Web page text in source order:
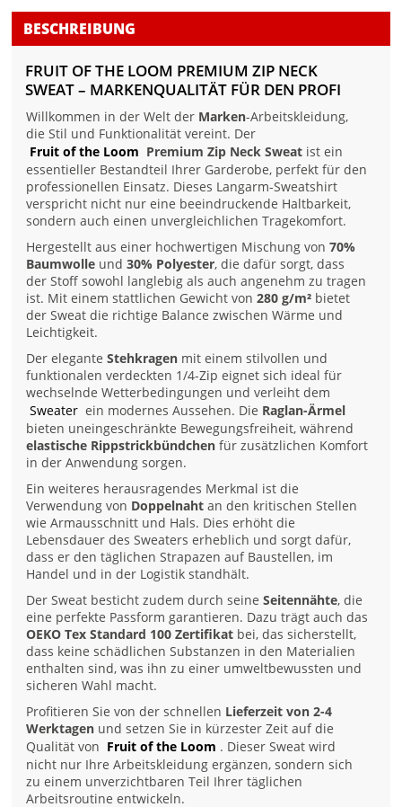
BESCHREIBUNG
FRUIT OF THE LOOM PREMIUM ZIP NECK
SWEAT – MARKENQUALITÄT FÜR DEN PROFI
Willkommen in der Welt der Marken-Arbeitskleidung,
die Stil und Funktionalität vereint. Der
Fruit of the Loom Premium Zip Neck Sweat ist ein
essentieller Bestandteil Ihrer Garderobe, perfekt für den
professionellen Einsatz. Dieses Langarm-Sweatshirt
verspricht nicht nur eine beeindruckende Haltbarkeit,
sondern auch einen unvergleichlichen Tragekomfort.
Hergestellt aus einer hochwertigen Mischung von70%
Baumwolle und30% Polyester, die dafür sorgt, dass
der Stoff sowohl langlebig als auch angenehm zu tragen
ist. Mit einem stattlichen Gewicht von280 g/m² bietet
der Sweat die richtige Balance zwischen Wärme und
Leichtigkeit.
Der eleganteStehkragen mit einem stilvollen und
funktionalen verdeckten 1/4-Zip eignet sich ideal für
wechselnde Wetterbedingungen und verleiht dem
Sweater ein modernes Aussehen. Die Raglan-Ärmel
bieten uneingeschränkte Bewegungsfreiheit, während
elastische Rippstrickbündchen für zusätzlichen Komfort
in der Anwendung sorgen.
Ein weiteres herausragendes Merkmal ist die
Verwendung von Doppelnaht an den kritischen Stellen
wie Armausschnitt und Hals. Dies erhöht die
Lebensdauer des Sweaters erheblich und sorgt dafür,
dass er den täglichen Strapazen auf Baustellen, im
Handel und in der Logistik standhält.
Der Sweat besticht zudem durch seineSeitennähte, die
eine perfekte Passform garantieren. Dazu trägt auch das
OEKO Tex Standard 100 Zertifikat bei, das sicherstellt,
dass keine schädlichen Substanzen in den Materialien
enthalten sind, was ihn zu einer umweltbewussten und
sicheren Wahl macht.
Profitieren Sie von der schnellen Lieferzeit von 2-4
Werktagen und setzen Sie in kürzester Zeit auf die
Qualität von Fruit of the Loom . Dieser Sweat wird
nicht nur Ihre Arbeitskleidung ergänzen, sondern sich
zu einem unverzichtbaren Teil Ihrer täglichen
Arbeitsroutine entwickeln.